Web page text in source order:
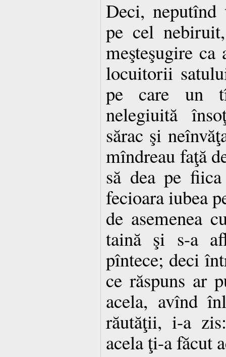
Deci, neputînd
pe cel
meşteşugire ca
locuitorii
pe care un
nelegiuită
sărac şi
mîndreau faţă
să dea pe
fecioara iubea
de asemenea
taină şi s-a
pîntece; deci
ce răspuns ar
acela, avînd
răutăţii, i-a
acela ţi-a făcut